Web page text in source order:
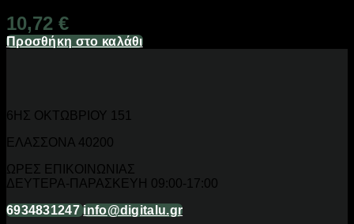
10,72 €
Προσθήκη στο καλάθι
6ΗΣ ΟΚΤΩΒΡΙΟΥ 151
ΕΛΑΣΣΟΝΑ 40200
ΩΡΕΣ ΕΠΙΚΟΙΝΩΝΙΑΣ
ΔΕΥΤΕΡΑ-ΠΑΡΑΣΚΕΥΗ 09:00-17:00
6934831247 info@digitalu.gr